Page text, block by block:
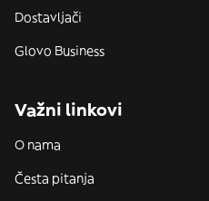
Dostavljači
Glovo Business
Važni linkovi
O nama
Česta pitanja